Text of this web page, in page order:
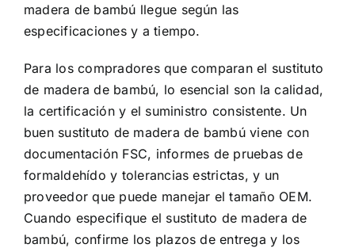
madera de bambú llegue según las
especificaciones y a tiempo.
Para los compradores que comparan el sustituto
de madera de bambú, lo esencial son la calidad,
la certificación y el suministro consistente. Un
buen sustituto de madera de bambú viene con
documentación FSC, informes de pruebas de
formaldehído y tolerancias estrictas, y un
proveedor que puede manejar el tamaño OEM.
Cuando especifique el sustituto de madera de
bambú, confirme los plazos de entrega y los